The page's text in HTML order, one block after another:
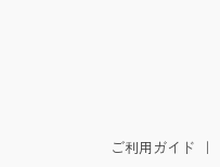
ご利用ガイド ｜